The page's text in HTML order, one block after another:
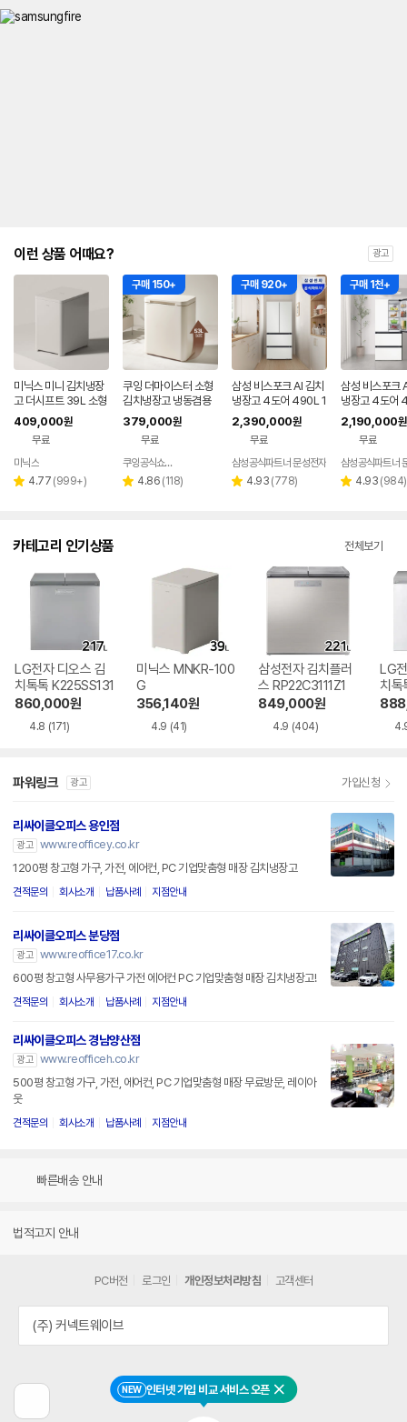
NEW 인터넷 가입 비교 서비스 오픈 닫기
이런 상품 어때요? 광고
미닉스 미니 김치냉장
고 더시프트 39L 소형
뚜껑형
409,000원
무료
미닉스
별 4.77 리
(999+)
구매 150+
쿠잉 더마이스터 소형
김치냉장고 냉동겸용
뚜껑형 발효숙성 K05
5CGGB 그레이지
379,000원
무료
페이
쿠잉공식쇼핑몰
별 4.86 리
(118)
구매 920+
삼성 비스포크 AI 김치
냉장고 4도어 490L 1
등급 코타 화이트(RK7
0F49M1A)
2,390,000원
무료
삼성공식파트너 문성전자
별 4.93 리
(778)
구매 1천+
삼성 비스포크
냉장고 4도어
에센셜 화이트
F49M2ZD)
2,190,000원
무료
삼성공식파트너
별 4.93 리
(984)
카테고리 인기상품 전체보기
LG전자 디오스 김
치톡톡 K225SS131
860,000원
4.8 (171)
미닉스 MNKR-100
G
356,140원
4.9 (41)
삼성전자 김치플러
스 RP22C3111Z1
849,000원
4.9 (404)
LG
치
1
파워링크 광고 가입신청
리싸이클오피스 용인점
광고 www.reofficey.co.kr
1200평 창고형 가구, 가전, 에어컨, PC 기업맞춤형 매장 김치냉장고
견적문의 회사소개 납품사례 지점안내
리싸이클오피스 분당점
광고 www.reoffice17.co.kr
600평 창고형 사무용가구 가전 에어컨 PC 기업맞춤형 매장 김치냉장고!
견적문의 회사소개 납품사례 지점안내
리싸이클오피스 경남양산점
광고 www.reofficeh.co.kr
500평 창고형 가구, 가전, 에어컨, PC 기업맞춤형 매장 무료방문, 레이아
웃
견적문의 회사소개 납품사례 지점안내
빠른배송 안내
법적고지 안내
전
PC버전 로그인 개인정보처리방침 고객센터
(주) 커넥트웨이브